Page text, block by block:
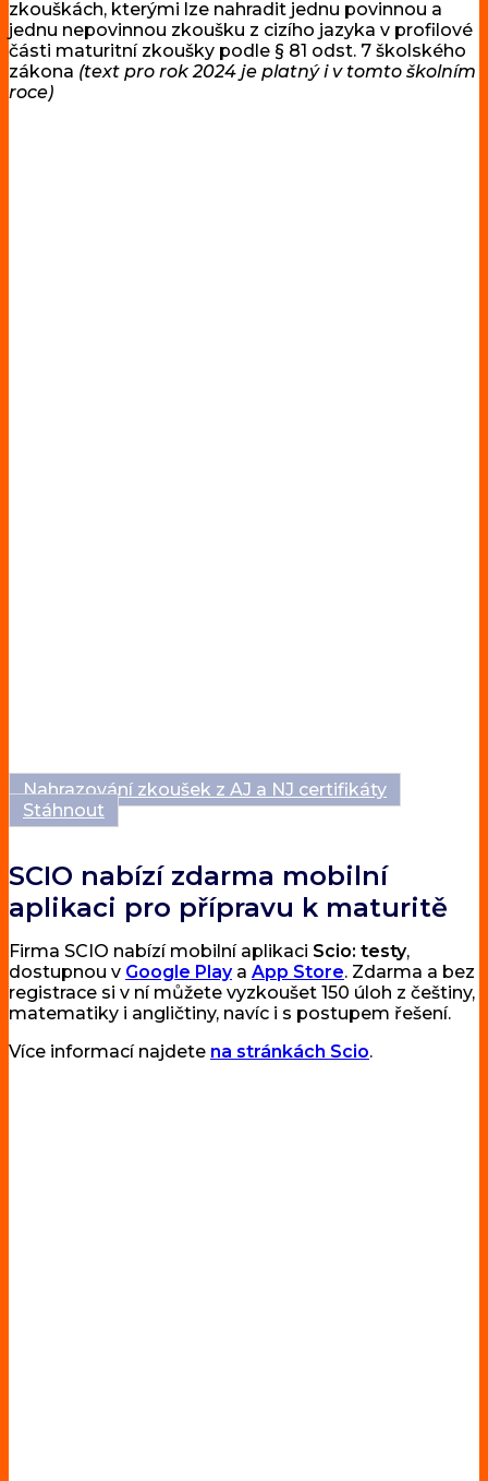
zkouškách, kterými lze nahradit jednu povinnou a
jednu nepovinnou zkoušku z cizího jazyka v profilové
části maturitní zkoušky podle § 81 odst. 7 školského
zákona (text pro rok 2024 je platný i v tomto školním
roce)
Nahrazování zkoušek z AJ a NJ certifikáty
Stáhnout
SCIO nabízí zdarma mobilní
aplikaci pro přípravu k maturitě
Firma SCIO nabízí mobilní aplikaci Scio: testy,
dostupnou v Google Playa App Store. Zdarma a bez
registrace si v ní můžete vyzkoušet 150 úloh z češtiny,
matematiky i angličtiny, navíc i s postupem řešení.
Více informací najdete na stránkách Scio.